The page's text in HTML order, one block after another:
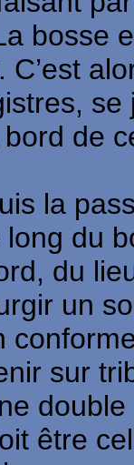
bosse
C’est
se
de
la
long du
du
un
sur
être